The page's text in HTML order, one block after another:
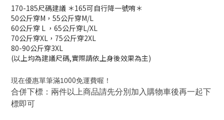
170-185尺碼建議 ＊165可自行降一號唷＊
50公斤穿M， 55公斤穿M/L
60公斤穿 L ， 65公斤穿L/XL
70公斤穿XL， 75公斤穿2XL
80-90公斤穿3XL
(以上均為建議尺碼,實際請依上身後效果為主)
現在優惠單筆滿1000免運費喔！
合併下標：兩件以上商品請先分別加入購物車後再一起下
標即可